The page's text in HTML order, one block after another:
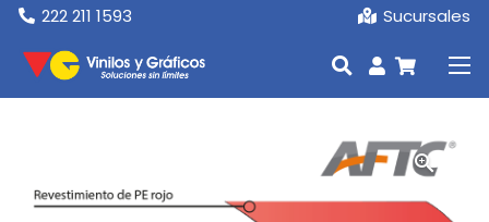
222 211 1593 Sucursales